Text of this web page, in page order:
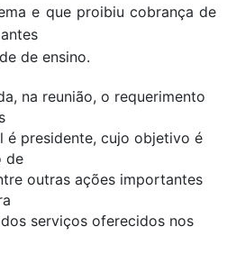
e que proibiu cobrança de
de ensino.
na reunião, o requerimento
é presidente, cujo objetivo é
de
outras ações importantes
serviços oferecidos nos